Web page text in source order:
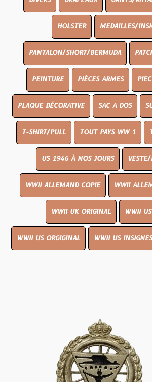
HOLSTER MEDAILLES/
PANTALON/SHORT/BERMUDA
PEINTURE PIÈCES ARMES
PLAQUE DÉCORATIVE SAC A DOS
T-SHIRT/PULL TOUT PAYS WW 1
US 1946 À NOS JOURS
WWII ALLEMAND COPIE WWII
WWII UK ORIGINAL WWII
WWII US ORGIGINAL WWII US INSIGNES